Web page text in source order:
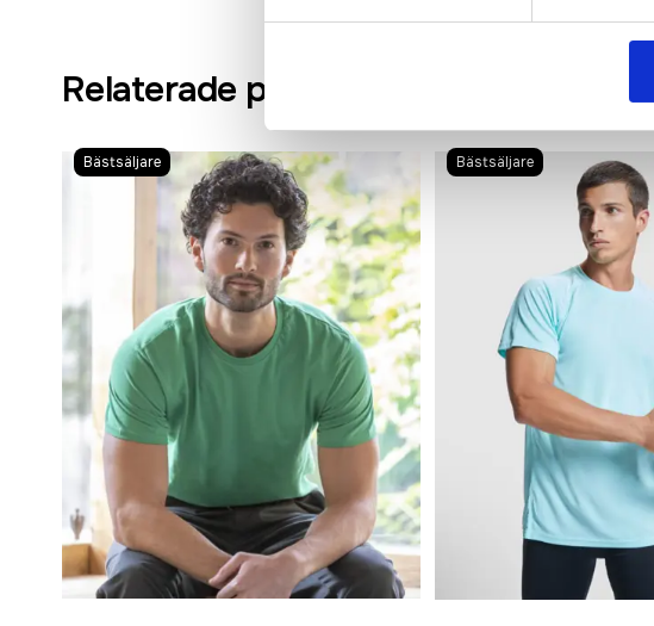
Relaterade produkter
Bästsäljare Bästsäljare